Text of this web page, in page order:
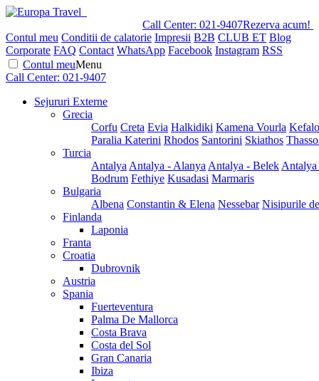
Call Center: 021-9407Rezerva acum!
Contul meu Conditii de calatorie Impresii B2B CLUB ET Blog
Corporate FAQ Contact WhatsApp Facebook Instagram RSS
Contul meuMenu
Call Center: 021-9407
Sejururi Externe
Grecia
Corfu Creta Evia Halkidiki Kamena Vourla
Paralia Katerini Rhodos Santorini Skiathos
Turcia
Antalya Antalya - Alanya Antalya - Belek
Bodrum Fethiye Kusadasi Marmaris
Bulgaria
Albena Constantin & Elena Nessebar Nisipurile
Finlanda
Laponia
Franta
Croatia
Dubrovnik
Austria
Spania
Fuerteventura
Palma De Mallorca
Costa Brava
Costa del Sol
Gran Canaria
Ibiza